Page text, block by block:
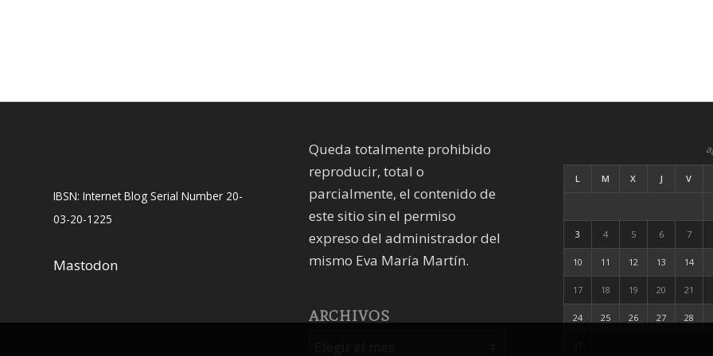
IBSN: Internet Blog Serial Number 20-
03-20-1225
Mastodon
Queda totalmente prohibido
reproducir, total o
parcialmente, el contenido de
este sitio sin el permiso
expreso del administrador del
mismo Eva María Martín.
ARCHIVOS
L M X J V
3 4 5 6 7
10 11 12 13 14
17 18 19 20 21
24 25 26 27 28